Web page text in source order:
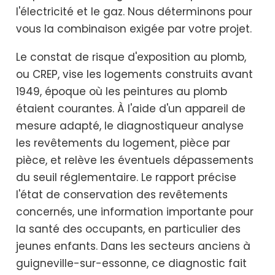
l'électricité et le gaz. Nous déterminons pour
vous la combinaison exigée par votre projet.
Le constat de risque d'exposition au plomb,
ou CREP, vise les logements construits avant
1949, époque où les peintures au plomb
étaient courantes. À l'aide d'un appareil de
mesure adapté, le diagnostiqueur analyse
les revêtements du logement, pièce par
pièce, et relève les éventuels dépassements
du seuil réglementaire. Le rapport précise
l'état de conservation des revêtements
concernés, une information importante pour
la santé des occupants, en particulier des
jeunes enfants. Dans les secteurs anciens à
guigneville-sur-essonne, ce diagnostic fait